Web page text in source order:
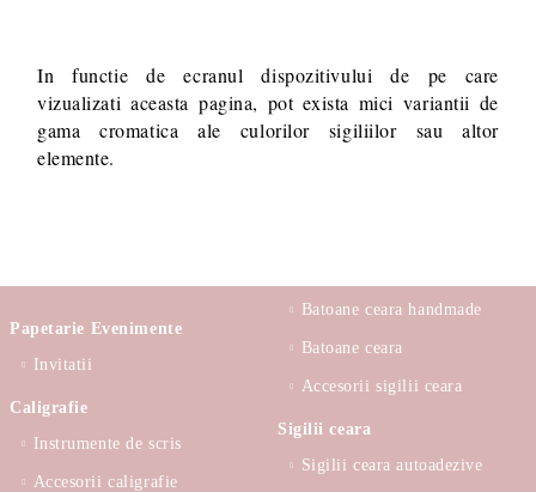
In functie de ecranul dispozitivului de pe care
vizualizati aceasta pagina, pot exista mici variantii de
gama cromatica ale culorilor sigiliilor sau altor
elemente.
Papetarie Evenimente
Invitatii
Caligrafie
Instrumente de scris
Accesorii caligrafie
Batoane ceara handmade
Batoane ceara
Accesorii sigilii ceara
Sigilii ceara
Sigilii ceara autoadezive